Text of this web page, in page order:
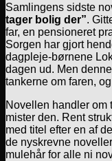
Samlingens sidste
tager bolig der”.
far, en pensioneret
Sorgen har gjort
dagpleje-børnene
dagen ud. Men
tankerne om faren,
Novellen handler om
mister den. Rent
med titel efter en af
de nyskrevne
mulehår for alle ni